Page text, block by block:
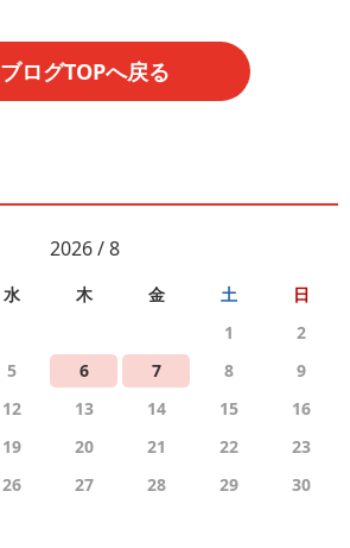
ブログTOPへ戻る
2026 / 8
水 木 金 土
日
1
2
5 6 7 8
9
12 13 14 15
16
19 20 21 22
23
26 27 28 29
30